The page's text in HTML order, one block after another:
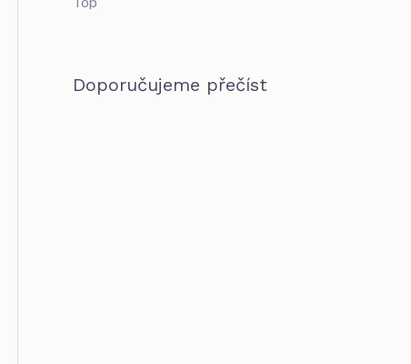
Doporučujeme přečíst